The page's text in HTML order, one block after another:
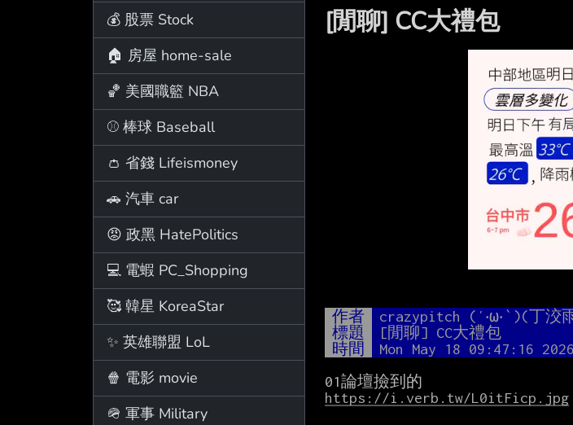
💰 股票 Stock
🏠 房屋 home-sale
🏀 美國職籃 NBA
⚾ 棒球 Baseball
👛 省錢 Lifeismoney
🚗 汽車 car
😡 政黑 HatePolitics
💻 電蝦 PC_Shopping
🥰 韓星 KoreaStar
✨ 英雄聯盟 LoL
🍿 電影 movie
🪖 軍事 Military
[閒聊] CC大禮包
作者 crazypitch (′‧ω‧‵)(丁洨
標題
[閒聊] CC大禮包
時間
Mon May 18 09:47:16 2026
https://i.verb.tw/L0itFicp.jpg